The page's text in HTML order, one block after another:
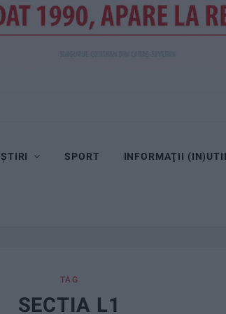
ȘTIRI SPORT INFORMAŢII
TAG
SECTIA L1